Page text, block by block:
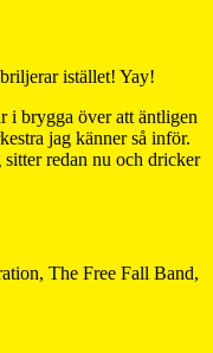
istället! Yay!
i brygga över att äntligen
jag känner så inför.
redan nu och dricker
The Free Fall Band,